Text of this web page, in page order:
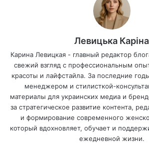
Левицька Каріна
Карина Левицкая - главный редактор
свежий взгляд с профессиональным
красоты и лайфстайла. За последние
менеджером и стилисткой-
материалы для украинских медиа и
за стратегическое развитие контента,
и формирование современного
который вдохновляет, обучает и
ежедневной жизни.